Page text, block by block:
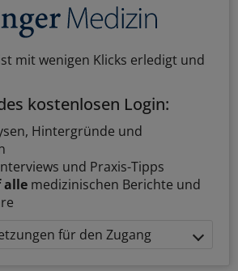
mit wenigen Klicks erledigt und
kostenlosen Login:
Hintergründe und
und Praxis-Tipps
alle medizinischen Berichte und
für den Zugang